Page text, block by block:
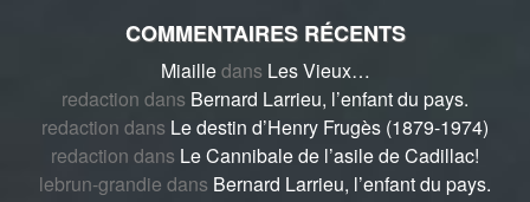
COMMENTAIRES RÉCENTS
Miailledans Les Vieux…
redaction dans Bernard Larrieu, l’enfant du pays.
redaction dans Le destin d’Henry Frugès (1879-1974)
redaction dans Le Cannibale de l’asile de Cadillac!
lebrun-grandie dans Bernard Larrieu, l’enfant du pays.